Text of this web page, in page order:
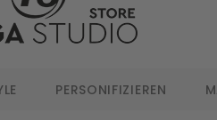
PERSONIFIZIEREN